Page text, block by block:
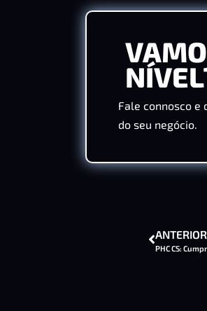
Fale connosco e
do seu negócio.
ANTERIOR